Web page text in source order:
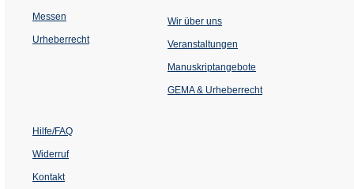
Messen
Urheberrecht
Wir über uns
Veranstaltungen
einem
Tab)
Manuskriptangebote
GEMA & Urheberrecht
Hilfe/FAQ
Widerruf
Kontakt